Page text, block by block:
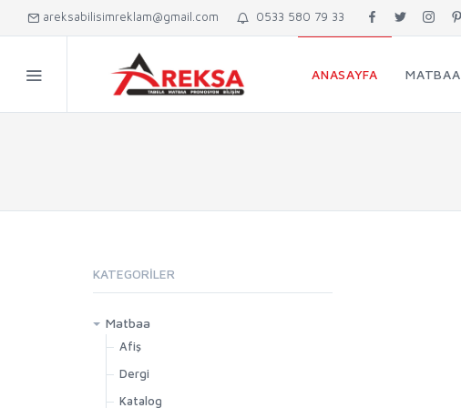
areksabilisimreklam@gmail.com 0533 580 79 33
ANASAYFA MATBAA
KATEGORILER
Matbaa
Afiş
Dergi
Katalog